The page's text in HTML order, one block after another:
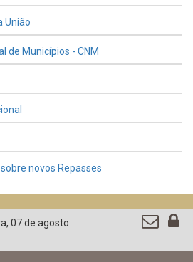
União
de Municípios - CNM
novos Repasses
, 07 de agosto